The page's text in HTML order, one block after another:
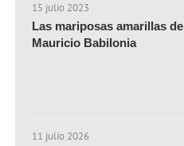
15 julio 2023
Las mariposas amarillas de
Mauricio Babilonia
11 julio 2026